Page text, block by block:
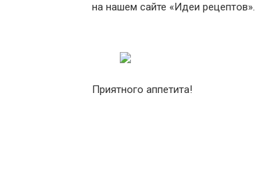
на нашем сайте «Идеи рецептов».
Приятного аппетита!